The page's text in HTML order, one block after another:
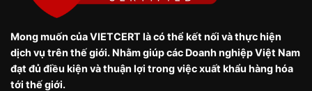
Mong muốn của VIETCERT là có thể kết nối và thực hiện
dịch vụ trên thế giới. Nhằm giúp các Doanh nghiệp Việt Nam
đạt đủ điều kiện và thuận lợi trong việc xuất khẩu hàng hóa
tới thế giới.